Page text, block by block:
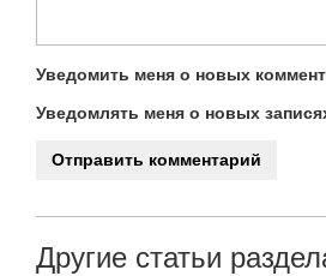
Уведомить меня о новых
Уведомлять меня о новых
Другие статьи